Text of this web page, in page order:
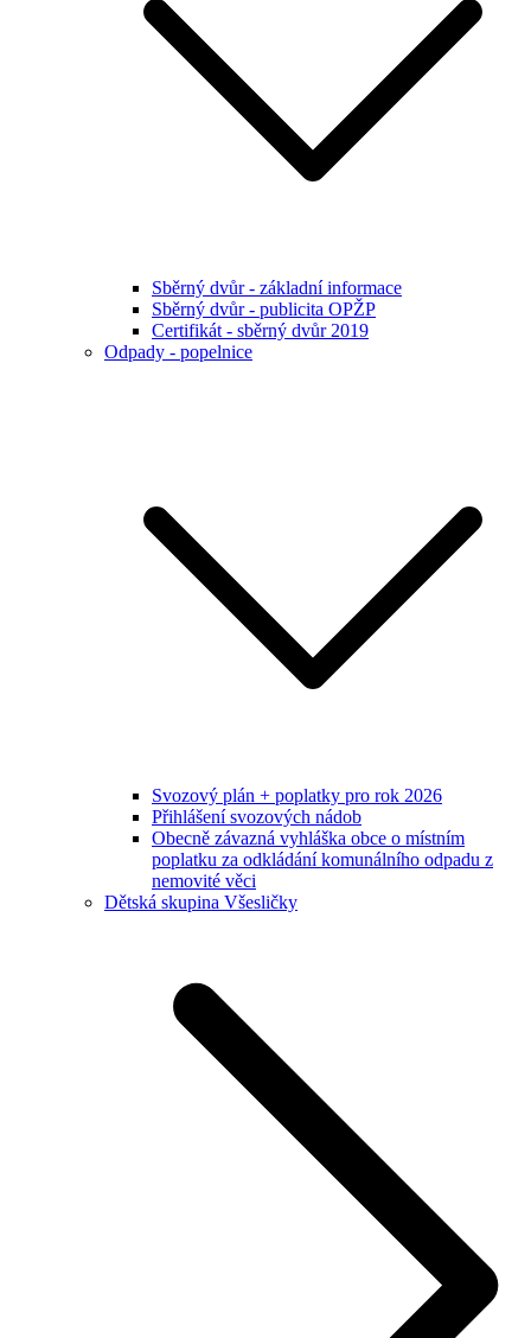
Sběrný dvůr - základní informace
Sběrný dvůr - publicita OPŽP
Certifikát - sběrný dvůr 2019
Odpady - popelnice
Svozový plán + poplatky pro rok 2026
Přihlášení svozových nádob
Obecně závazná vyhláška obce o místním
poplatku za odkládání komunálního odpadu z
nemovité věci
Dětská skupina Všesličky